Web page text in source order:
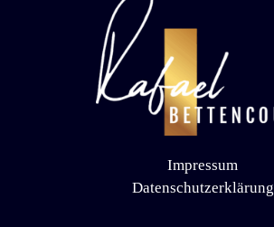
Impressum
Datenschutzerklärung